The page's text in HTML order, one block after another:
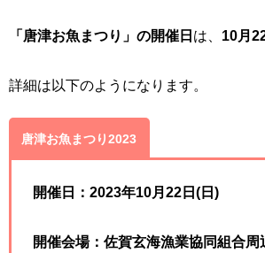
「唐津お魚まつり」の開催日 は、 10月
詳細は以下のようになります。
唐津お魚まつり2023
開催日：2023年10月22日(日)
開催会場：佐賀玄海漁業協同組合周